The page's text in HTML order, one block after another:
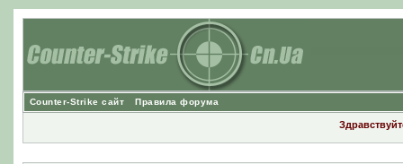
Counter-Strike сайт Правила форума